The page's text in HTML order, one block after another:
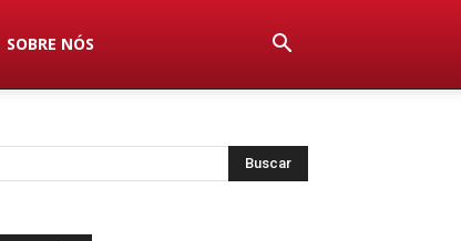
SOBRE NÓS